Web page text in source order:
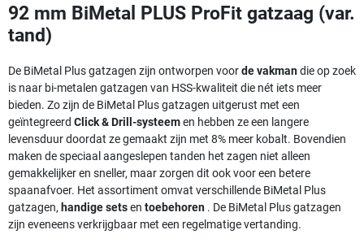
92 mm BiMetal PLUS ProFit gatzaag (var.
tand)
De BiMetal Plus gatzagen zijn ontworpen voorde vakmandie op zoek
is naar bi-metalen gatzagen van HSS-kwaliteit die nét iets meer
bieden. Zo zijn de BiMetal Plus gatzagen uitgerust met een
geïntegreerd Click & Drill-systeemen hebben ze een langere
levensduur doordat ze gemaakt zijn met 8% meer kobalt. Bovendien
maken de speciaal aangeslepen tanden het zagen niet alleen
gemakkelijker en sneller, maar zorgen dit ook voor een betere
spaanafvoer. Het assortiment omvat verschillende BiMetal Plus
gatzagen, handige setsen toebehoren . De BiMetal Plus gatzagen
zijn eveneens verkrijgbaar met een regelmatige vertanding.